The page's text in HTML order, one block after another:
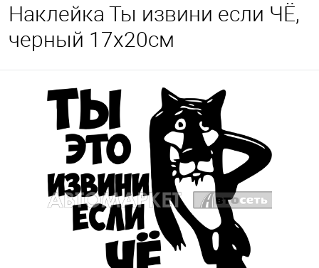
Наклейка Ты извини если ЧЁ,
черный 17х20см